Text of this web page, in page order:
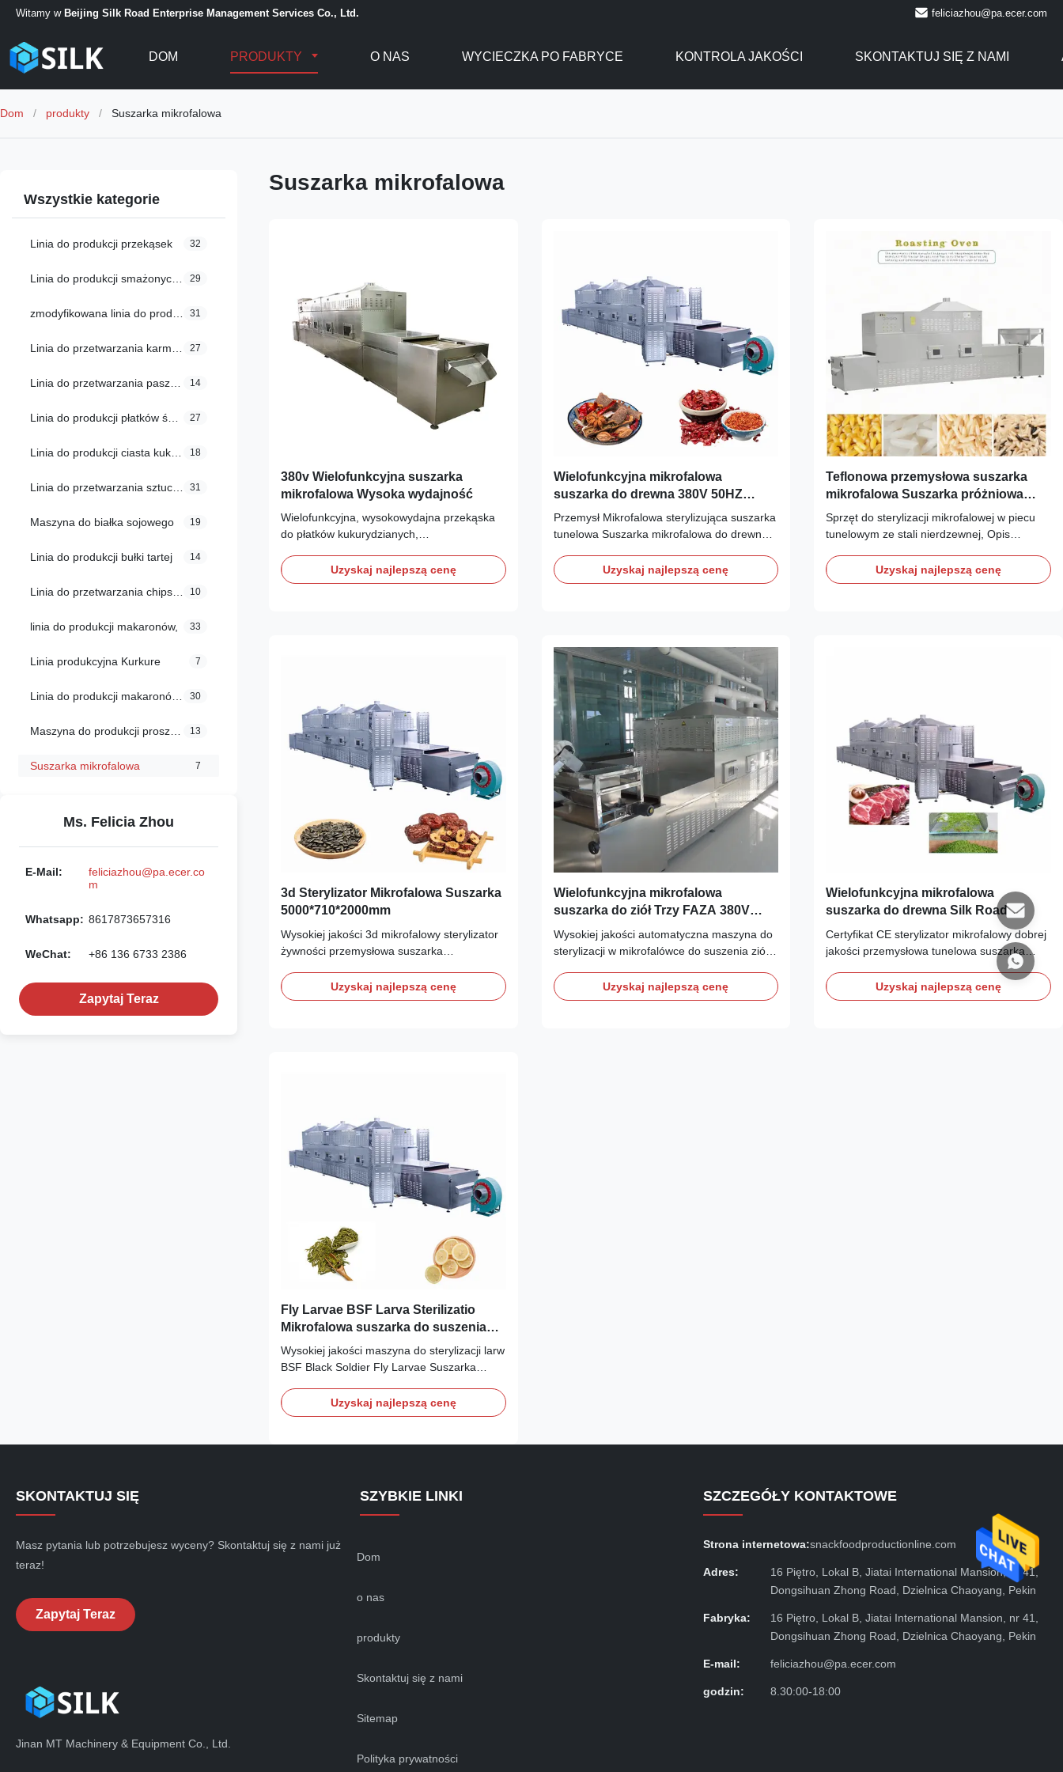
Witamy w Beijing Silk Road Enterprise Management Services Co., Ltd. feliciazhou@pa.ecer.com
DOM PRODUKTY O NAS WYCIECZKA PO FABRYCE KONTROLA JAKOŚCI SKONTAKTUJ SIĘ Z NAMI
Dom / produkty / Suszarka mikrofalowa
Wszystkie kategorie
Linia do produkcji przekąsek 32
29
31
27
14
27
18
31
Maszyna do białka sojowego 19
Linia do produkcji bułki tartej 14
10
linia do produkcji makaronów, 33
Linia produkcyjna Kurkure 7
30
13
Suszarka mikrofalowa 7
Ms. Felicia Zhou
E-Mail:
feliciazhou@pa.ecer.co
m
Whatsapp: 8617873657316
WeChat: +86 136 6733 2386
Zapytaj Teraz
Suszarka mikrofalowa
380v Wielofunkcyjna suszarka
mikrofalowa Wysoka wydajność
Wielofunkcyjna, wysokowydajna przekąska
do płatków kukurydzianych,
piekarnika Wielofunkcyjna, wysokowydajna
przekąska do płatków kukurydzianych,
Uzyskaj najlepszą cenę
Wielofunkcyjna mikrofalowa
suszarka do drewna 380V 50HZ
3PHASE
Przemysł Mikrofalowa sterylizująca suszarka
tunelowa Suszarka mikrofalowa do drewna
suszenia/sterylizacjiMikrofala jest emitowana
przez generator mikrofal, tworząc silne pole
Uzyskaj najlepszą cenę
Teflonowa przemysłowa suszarka
mikrofalowa Suszarka próżniowa
200kW
Sprzęt do sterylizacji mikrofalowej w piecu
tunelowym ze stali nierdzewnej, Opis
emitowana przez generator mikrofal,
wytwarzający silne pole magnetyczne we
Uzyskaj najlepszą cenę
3d Sterylizator Mikrofalowa Suszarka
5000*710*2000mm
Wysokiej jakości 3d mikrofalowy sterylizator
żywności przemysłowa suszarka
Model Wejście zasilania (KVA) Moc mikrofali
(kw) Odwodnić (kg/h) Transmisja (m/min)
Uzyskaj najlepszą cenę
Wielofunkcyjna mikrofalowa
suszarka do ziół Trzy FAZA 380V
50HZ
Wysokiej jakości automatyczna maszyna do
sterylizacji w mikrofalówce do suszenia ziół
połączony sprzęt do pieczenia i utwardzania
Urządzenia do pieczenia i utwardzania w
Uzyskaj najlepszą cenę
Wielofunkcyjna mikrofalowa
suszarka do drewna Silk Road
915MHZ
Certyfikat CE sterylizator mikrofalowy dobrej
jakości przemysłowa tunelowa suszarka
mikrofalowa Opis produktu Sprzęt do
sterylizacji mikrofalowej i serii zabijania
owadów Zasada sterylizacji mikrofalowej:
Uzyskaj najlepszą cenę
Fly Larvae BSF Larva Sterilizatio
Mikrofalowa suszarka do suszenia
Sterowanie PLC
Wysokiej jakości maszyna do sterylizacji larw
BSF Black Soldier Fly Larvae Suszarka
suszenie/sterylizacjaKrótki czas
suszenia/sterylizacjiMikrofala jest emitowana
Uzyskaj najlepszą cenę
SKONTAKTUJ SIĘ
Masz pytania lub potrzebujesz wyceny? Skontaktuj się z nami już
teraz!
Zapytaj Teraz
Jinan MT Machinery & Equipment Co., Ltd.
SZYBKIE LINKI
Dom
o nas
produkty
Skontaktuj się z nami
Sitemap
Polityka prywatności
SZCZEGÓŁY KONTAKTOWE
Strona internetowa:snackfoodproductionline.com
Adres:
16 Piętro, Lokal B, Jiatai International Mansion, nr 41,
Dongsihuan Zhong Road, Dzielnica Chaoyang, Pekin
Fabryka:
16 Piętro, Lokal B, Jiatai International Mansion, nr 41,
Dongsihuan Zhong Road, Dzielnica Chaoyang, Pekin
E-mail: feliciazhou@pa.ecer.com
godzin: 8.30:00-18:00